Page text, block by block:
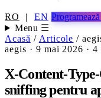
RO | EN
Menu ☰
Acasă / Articole /
aegis · 9 mai 2026 · 4
X-Content-
sniffing pentru